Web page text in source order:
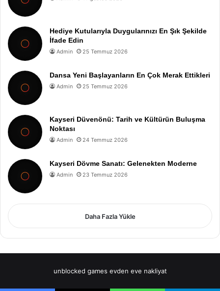
Hediye Kutularıyla Duygularınızı En Şık Şekilde
İfade Edin
Admin 25 Temmuz 2026
Dansa Yeni Başlayanların En Çok Merak Ettikleri
Admin 25 Temmuz 2026
Kayseri Düvenönü: Tarih ve Kültürün Buluşma
Noktası
Admin 24 Temmuz 2026
Kayseri Dövme Sanatı: Gelenekten Moderne
Admin 23 Temmuz 2026
Daha Fazla Yükle
unblocked games evden eve nakliyat